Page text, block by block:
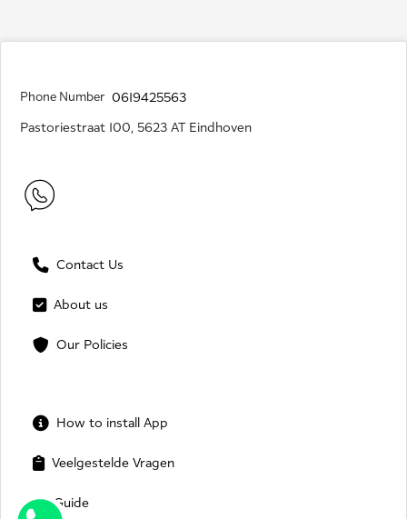
Phone Number 0619425563
Pastoriestraat 100, 5623 AT Eindhoven
Contact Us
About us
Our Policies
How to install App
Veelgestelde Vragen
Guide